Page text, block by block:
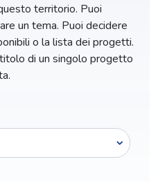
territorio. Puoi
un tema. Puoi decidere
o la lista dei progetti.
di un singolo progetto